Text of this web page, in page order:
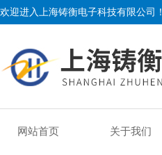
欢迎进入上海铸衡电子科技有限公司！
网站首页 关于我们